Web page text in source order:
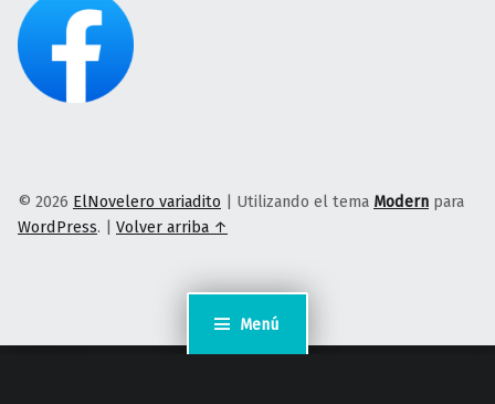
Menú
© 2026 ElNovelero variadito | Utilizando el tema Modern para
WordPress. | Volver arriba ↑